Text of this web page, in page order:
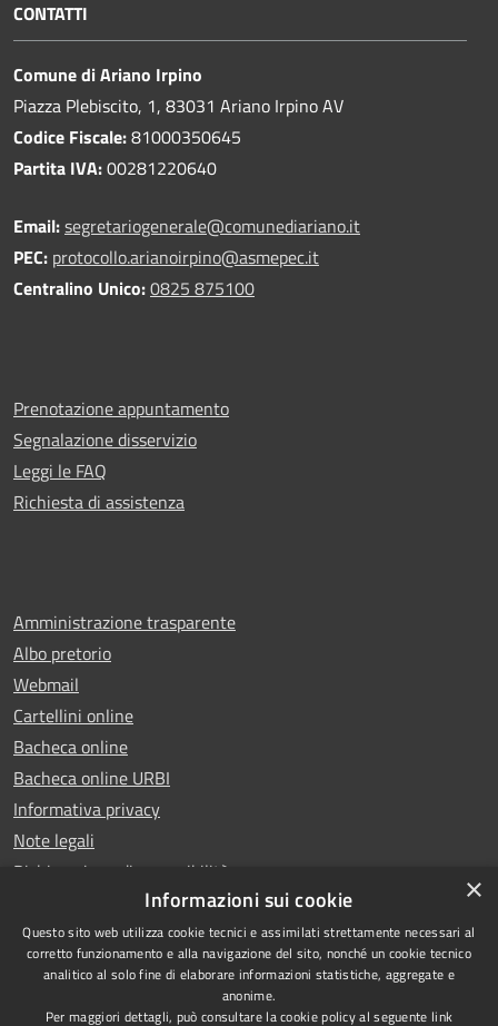
CONTATTI
Comune di Ariano Irpino
Piazza Plebiscito, 1, 83031 Ariano Irpino AV
Codice Fiscale:81000350645
Partita IVA:00281220640
Email:segretariogenerale@comunediariano.it
PEC: protocollo.arianoirpino@asmepec.it
Centralino Unico:0825 875100
Prenotazione appuntamento
Segnalazione disservizio
Leggi le FAQ
Richiesta di assistenza
Amministrazione trasparente
Albo pretorio
Webmail
Cartellini online
Bacheca online
Bacheca online URBI
Informativa privacy
Note legali
Dichiarazione di accessibilità
RSS
Accessibilità
Copyright © 2025 Comune di
Ariano Irpino
×
Informazioni sui cookie
Questo sito web utilizza cookie tecnici e assimilati strettamente necessari al
corretto funzionamento e alla navigazione del sito, nonché un cookie tecnico
analitico al solo fine di elaborare informazioni statistiche, aggregate e
anonime.
Per maggiori dettagli, può consultare la cookie policy al seguente link